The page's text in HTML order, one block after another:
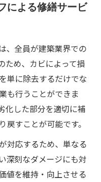
による修繕サービ
、全員が建築業界での
ため、カビによって損
単に除去するだけでな
も行うことができま
化した部分を適切に補
すことが可能です。
対応するため、単なる
深刻なダメージにも対
値を維持・向上させる